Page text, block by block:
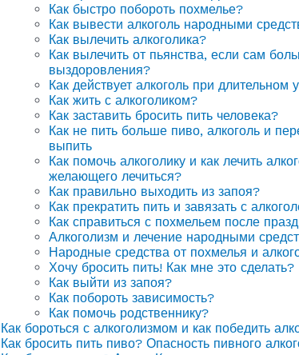
Как быстро побороть похмелье?
Как вывести алкоголь народными
Как вылечить алкоголика?
Как вылечить от пьянства, если сам
выздоровления?
Как действует алкоголь при длительном
Как жить с алкоголиком?
Как заставить бросить пить человека?
Как не пить больше пиво, алкоголь и
выпить
Как помочь алкоголику и как лечить
желающего лечиться?
Как правильно выходить из запоя?
Как прекратить пить и завязать с
Как справиться с похмельем после
Алкоголизм и лечение народными
Народные средства от похмелья и
Хочу бросить пить! Как мне это сделать?
Как выйти из запоя?
Как побороть зависимость?
Как помочь родственнику?
Как бороться с алкоголизмом и как победить
Как бросить пить пиво? Опасность пивного